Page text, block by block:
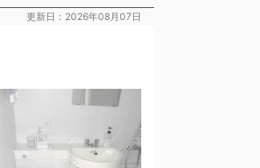
更新日：2026年08月07日